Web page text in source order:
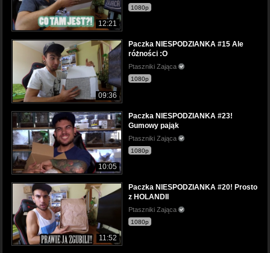
12:21
1080p
09:36
Paczka NIESPODZIANKA #15 Ale
różności :O
Ptaszniki Zająca
1080p
10:05
Paczka NIESPODZIANKA #23!
Gumowy pająk
Ptaszniki Zająca
1080p
11:52
Paczka NIESPODZIANKA #20! Prosto
z HOLANDII
Ptaszniki Zająca
1080p